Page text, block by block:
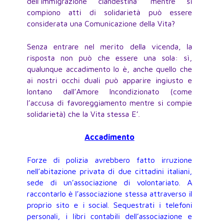
compiono atti di solidarietà può essere
considerata una Comunicazione della Vita?
Senza entrare nel merito della vicenda, la
risposta non può che essere una sola: sì,
qualunque accadimento lo è, anche quello che
ai nostri occhi duali può apparire ingiusto e
lontano dall’Amore Incondizionato (come
l’accusa di favoreggiamento mentre si compie
solidarietà) che la Vita stessa E’.
Accadimento
Forze di polizia avrebbero fatto irruzione
nell’abitazione privata di due cittadini italiani,
sede di un’associazione di volontariato. A
raccontarlo è l’associazione stessa attraverso il
proprio sito e i social. Sequestrati i telefoni
personali, i libri contabili dell’associazione e